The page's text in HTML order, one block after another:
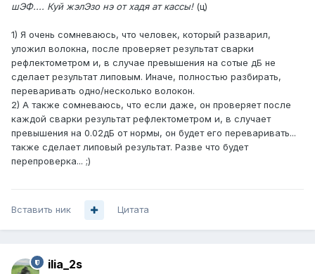
шЭФ.... Куй жэлЭзо нэ от хадя ат кассы!(ц)
1) Я очень сомневаюсь, что человек, который разварил,
уложил волокна, после проверяет результат сварки
рефлектометром и, в случае превышения на сотые дБ не
сделает результат липовым. Иначе, полностью разбирать,
переваривать одно/несколько волокон.
2) А также сомневаюсь, что если даже, он проверяет после
каждой сварки результат рефлектометром и, в случает
превышения на 0.02дБ от нормы, он будет его переваривать...
также сделает липовый результат. Разве что будет
перепроверка... ;)
Вставить ник Цитата
ilia_2s